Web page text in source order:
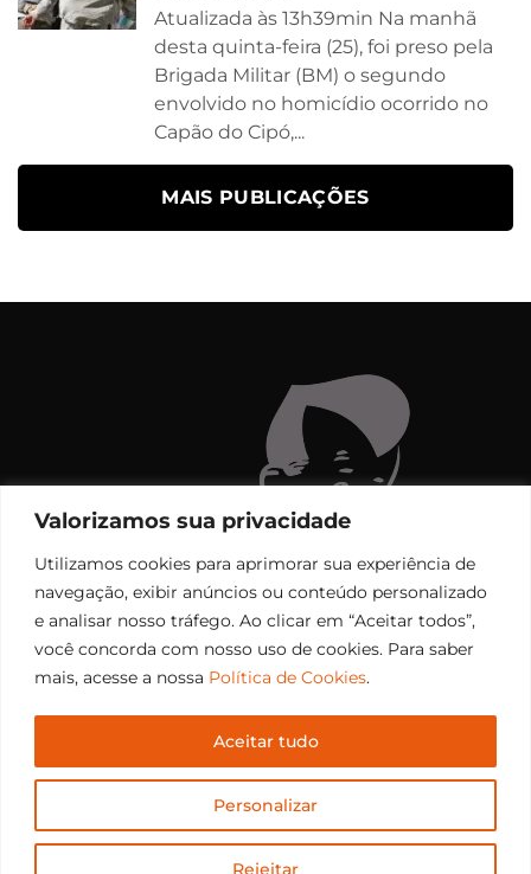
Valorizamos sua privacidade
Utilizamos cookies para aprimorar sua experiência de
navegação, exibir anúncios ou conteúdo personalizado
e analisar nosso tráfego. Ao clicar em “Aceitar todos”,
você concorda com nosso uso de cookies. Para saber
mais, acesse a nossa Política de Cookies.
Personalizar
Rejeitar
Aceitar tudo
Atualizada às 13h39min Na manhã
desta quinta-feira (25), foi preso pela
Brigada Militar (BM) o segundo
envolvido no homicídio ocorrido no
Capão do Cipó,...
MAIS PUBLICAÇÕES
Copyright © 2006 – 2026 Rádio Santiago FM. Todos os
direitos reservados.
Desenvolvido porCEOS Tech